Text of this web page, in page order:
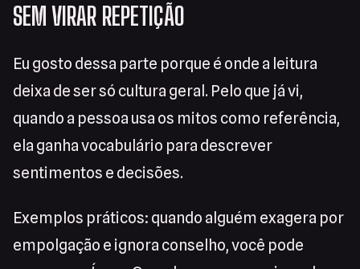
SEM VIRAR REPETIÇÃO
Eu gosto dessa parte porque é onde a leitura
deixa de ser só cultura geral. Pelo que já vi,
quando a pessoa usa os mitos como referência,
ela ganha vocabulário para descrever
sentimentos e decisões.
Exemplos práticos: quando alguém exagera por
empolgação e ignora conselho, você pode